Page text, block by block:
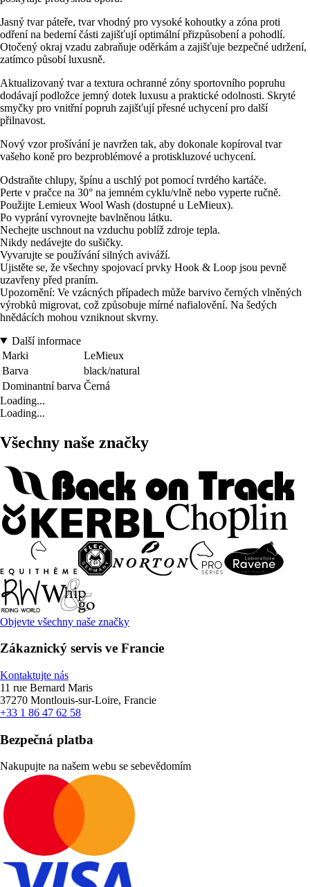
Jasný tvar páteře, tvar vhodný pro vysoké kohoutky a zóna proti
odření na bederní části zajišťují optimální přizpůsobení a pohodlí.
Otočený okraj vzadu zabraňuje oděrkám a zajišťuje bezpečné udržení,
zatímco působí luxusně.
Aktualizovaný tvar a textura ochranné zóny sportovního popruhu
dodávají podložce jemný dotek luxusu a praktické odolnosti. Skryté
smyčky pro vnitřní popruh zajišťují přesné uchycení pro další
přilnavost.
Nový vzor prošívání je navržen tak, aby dokonale kopíroval tvar
vašeho koně pro bezproblémové a protiskluzové uchycení.
Odstraňte chlupy, špínu a uschlý pot pomocí tvrdého kartáče.
Perte v pračce na 30° na jemném cyklu/vlně nebo vyperte ručně.
Použijte Lemieux Wool Wash (dostupné u LeMieux).
Po vyprání vyrovnejte bavlněnou látku.
Nechejte uschnout na vzduchu poblíž zdroje tepla.
Nikdy nedávejte do sušičky.
Vyvarujte se používání silných aviváží.
Ujistěte se, že všechny spojovací prvky Hook & Loop jsou pevně
uzavřeny před praním.
Upozornění: Ve vzácných případech může barvivo černých vlněných
výrobků migrovat, což způsobuje mírné nafialovění. Na šedých
hnědácích mohou vzniknout skvrny.
Další informace
Marki
LeMieux
Barva
black/natural
Dominantní barva Černá
Loading...
Loading...
Všechny naše značky
Objevte všechny naše značky
Zákaznický servis ve Francie
Kontaktujte nás
11 rue Bernard Maris
37270 Montlouis-sur-Loire, Francie
+33 1 86 47 62 58
Bezpečná platba
Nakupujte na našem webu se sebevědomím